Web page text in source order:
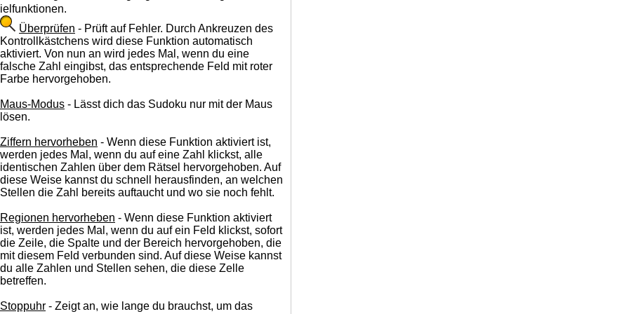
Überprüfen - Prüft auf Fehler. Durch Ankreuzen des
Kontrollkästchens wird diese Funktion automatisch
aktiviert. Von nun an wird jedes Mal, wenn du eine
falsche Zahl eingibst, das entsprechende Feld mit roter
Farbe hervorgehoben.
Maus-Modus - Lässt dich das Sudoku nur mit der Maus
lösen.
Ziffern hervorheben - Wenn diese Funktion aktiviert ist,
werden jedes Mal, wenn du auf eine Zahl klickst, alle
identischen Zahlen über dem Rätsel hervorgehoben. Auf
diese Weise kannst du schnell herausfinden, an welchen
Stellen die Zahl bereits auftaucht und wo sie noch fehlt.
Regionen hervorheben - Wenn diese Funktion aktiviert
ist, werden jedes Mal, wenn du auf ein Feld klickst, sofort
die Zeile, die Spalte und der Bereich hervorgehoben, die
mit diesem Feld verbunden sind. Auf diese Weise kannst
du alle Zahlen und Stellen sehen, die diese Zelle
betreffen.
Stoppuhr - Zeigt an, wie lange du brauchst, um das